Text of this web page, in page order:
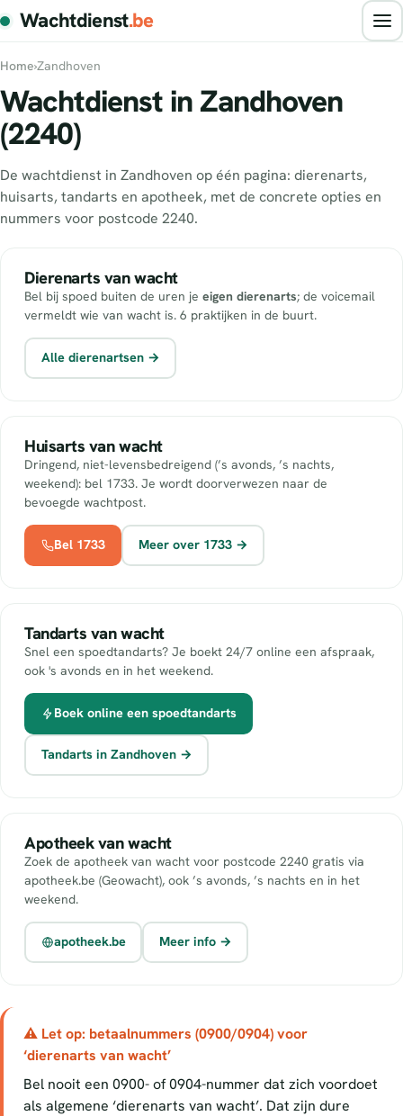
Wachtdienst.be
Home›Zandhoven
Wachtdienst in Zandhoven
(2240)
De wachtdienst in Zandhoven op één pagina: dierenarts,
huisarts, tandarts en apotheek, met de concrete opties en
nummers voor postcode 2240.
Dierenarts van wacht
Bel bij spoed buiten de uren je eigen dierenarts; de voicemail
vermeldt wie van wacht is. 6 praktijken in de buurt.
Alle dierenartsen →
Huisarts van wacht
Dringend, niet-levensbedreigend (’s avonds, ’s nachts,
weekend): bel 1733. Je wordt doorverwezen naar de
bevoegde wachtpost.
Bel 1733 Meer over 1733 →
Tandarts van wacht
Snel een spoedtandarts? Je boekt 24/7 online een afspraak,
ook 's avonds en in het weekend.
Boek online een spoedtandarts
Tandarts in Zandhoven →
Apotheek van wacht
Zoek de apotheek van wacht voor postcode 2240 gratis via
apotheek.be (Geowacht), ook ’s avonds, ’s nachts en in het
weekend.
apotheek.be Meer info →
⚠ Let op: betaalnummers (0900/0904) voor
‘dierenarts van wacht’
Bel nooit een 0900- of 0904-nummer dat zich voordoet
als algemene ‘dierenarts van wacht’. Dat zijn dure